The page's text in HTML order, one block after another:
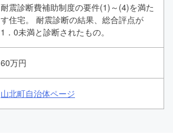
耐震診断費補助制度の要件(1)～(4)を満た
す住宅。 耐震診断の結果、総合評点が
1．0未満と診断されたもの。
60万円
山北町自治体ページ